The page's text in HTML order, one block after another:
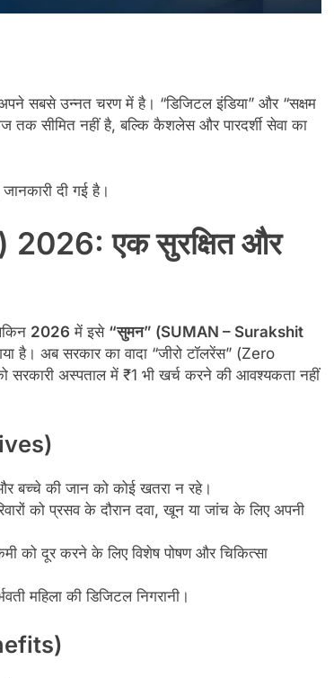
सबसे उन्नत चरण में है। “डिजिटल इंडिया” और “सक्षम
तक सीमित नहीं है, बल्कि कैशलेस और पारदर्शी सेवा का
दी गई है।
2026: एक सुरक्षित और
2026 में इसे “सुमन” (SUMAN – Surakshit
है। अब सरकार का वादा “जीरो टॉलरेंस” (Zero
सरकारी अस्पताल में ₹1 भी खर्च करने की आवश्यकता नहीं
बच्चे की जान को कोई खतरा न रहे।
को प्रसव के दौरान दवा, खून या जांच के लिए अपनी
को दूर करने के लिए विशेष पोषण और चिकित्सा
महिला की डिजिटल निगरानी।